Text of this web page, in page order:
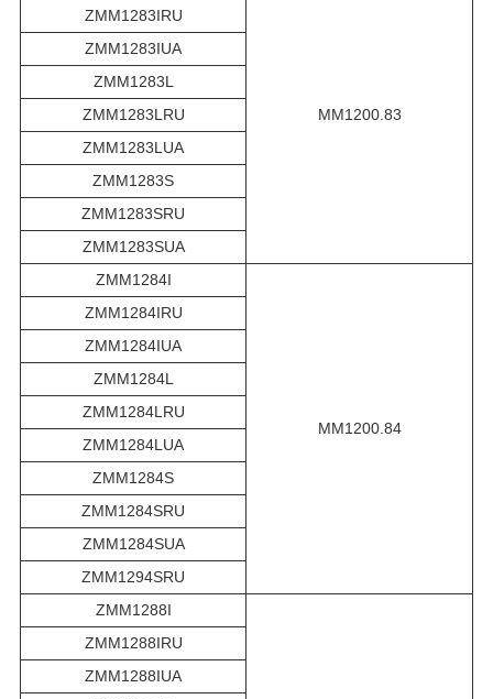
MM1200.83
ZMM1283IRU
ZMM1283IUA
ZMM1283L
ZMM1283LRU
ZMM1283LUA
ZMM1283S
ZMM1283SRU
ZMM1283SUA
ZMM1284I
MM1200.84
ZMM1284IRU
ZMM1284IUA
ZMM1284L
ZMM1284LRU
ZMM1284LUA
ZMM1284S
ZMM1284SRU
ZMM1284SUA
ZMM1294SRU
ZMM1288I
ZMM1288IRU
ZMM1288IUA